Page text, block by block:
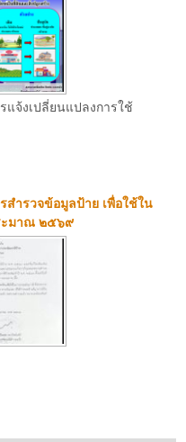
แจ้งเปลี่ยนแปลงการใช้
สำรวจข้อมูลป้าย เพื่อใช้ใน
ะมาณ ๒๕๖๙